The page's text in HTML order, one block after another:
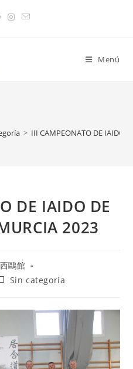
Menú
> III CAMPEONATO DE IAIDO
DE IAIDO DE
2023
鷗館
Sin categoría